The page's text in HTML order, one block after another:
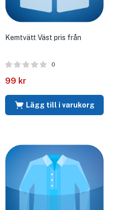
Kemtvätt Väst pris från
0
99 kr
Lägg till i varukorg